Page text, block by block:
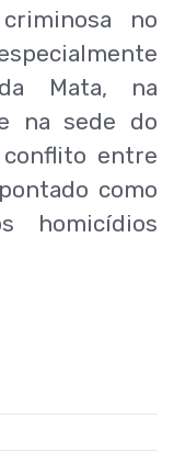
no
Mata, na
na sede do
conflito entre
como
homicídios